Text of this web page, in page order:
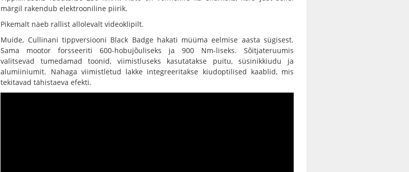
märgil rakendub elektrooniline piirik.
Pikemalt näeb rallist allolevalt videoklipilt.
Muide, Cullinani tippversiooni Black Badge hakati müüma eelmise aasta sügisest.
Sama mootor forsseeriti 600-hobujõuliseks ja 900 Nm-liseks. Sõitjateruumis
valitsevad tumedamad toonid, viimistluseks kasutatakse puitu, süsinikkiudu ja
alumiiniumit. Nahaga viimistletud lakke integreeritakse kiudoptilised kaablid, mis
tekitavad tähistaeva efekti.